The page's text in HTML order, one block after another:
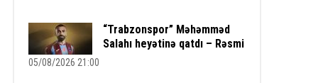
“Trabzonspor” Məhəmməd
Salahı heyətinə qatdı – Rəsmi
05/08/2026 21:00